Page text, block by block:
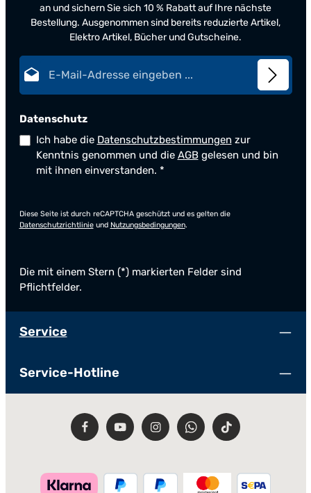
an und sichern Sie sich 10 % Rabatt auf Ihre nächste
Bestellung. Ausgenommen sind bereits reduzierte Artikel,
Elektro Artikel, Bücher und Gutscheine.
Datenschutz
Ich habe die Datenschutzbestimmungen zur
Kenntnis genommen und die AGBgelesen und bin
mit ihnen einverstanden. *
Diese Seite ist durch reCAPTCHA geschützt und es gelten die
Datenschutzrichtlinieund Nutzungsbedingungen.
Die mit einem Stern (*) markierten Felder sind
Pflichtfelder.
Service
Service-Hotline